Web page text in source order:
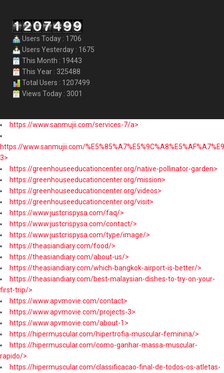
Users Today : 1706
Users Yesterday : 1675
This Month : 19443
This Year : 325488
Total Users : 1207499
Views Today : 3001
https://www.sanmujii.com/services-7/a>
https://www.sanmujii.com/
3>
https://greenhouseeducationcenter.org/native-pollinator-garden>
https://greenhouseeducationcenter.org/mission>
https://greenhouseeducationcenter.org/videos>
https://greenhouseeducationcenter.org/visit>
https://www.justcrispysa.com/faq/>
https://www.justcrispysa.com/contact/>
https://www.justcrispysa.com/type/image/>
https://theasiandiary.com/food/>
https://theasiandiary.com/about-us/>
https://theasiandiary.com/which-bangkok-airport-is-better/>
https://theasiandiary.com/best-malaysian-dishes-to-try-on-your-
first-trip/>
https://www.apvmovie.com/contact>
https://www.apvmovie.com/projects-3>
https://www.apvmovie.com/about-1>
https://hipermuscular.com/hipertrofia-muscular-feminina/>
https://hipermuscular.com/como-ganhar-massa-muscular-
rapido/>
https://hipermuscular.com/classificacao-final-de-todos-os-atletas-